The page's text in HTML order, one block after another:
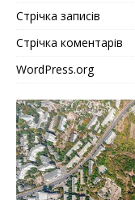
Стрічка записів
Стрічка коментарів
WordPress.org